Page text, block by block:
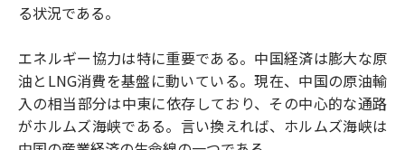
る状況である。
エネルギー協力は特に重要である。中国経済は膨大な原
油とLNG消費を基盤に動いている。現在、中国の原油輸
入の相当部分は中東に依存しており、その中心的な通路
がホルムズ海峡である。言い換えれば、ホルムズ海峡は